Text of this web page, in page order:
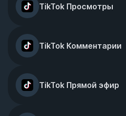
TikTok Просмотры
TikTok Комментарии
TikTok Прямой эфир